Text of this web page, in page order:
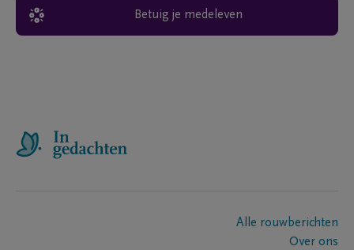
Betuig je medeleven
Alle rouwberichten
Over ons